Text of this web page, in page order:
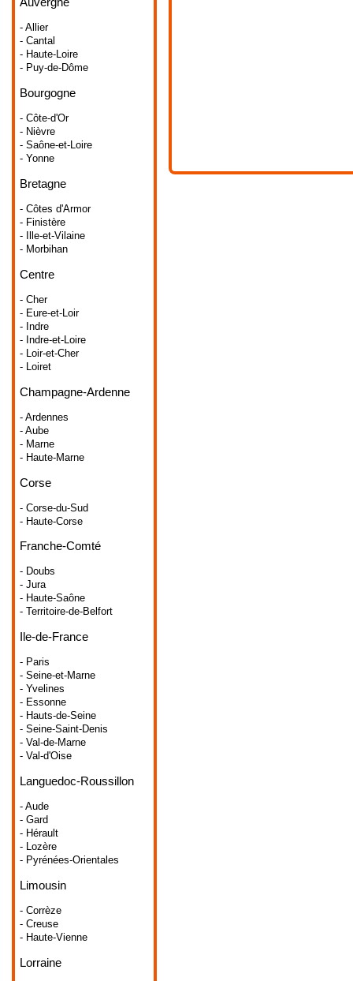
- Allier
- Cantal
- Haute-Loire
- Puy-de-Dôme
Bourgogne
- Côte-d'Or
- Nièvre
- Saône-et-Loire
- Yonne
Bretagne
- Côtes d'Armor
- Finistère
- Ille-et-Vilaine
- Morbihan
Centre
- Cher
- Eure-et-Loir
- Indre
- Indre-et-Loire
- Loir-et-Cher
- Loiret
Champagne-Ardenne
- Ardennes
- Aube
- Marne
- Haute-Marne
Corse
- Corse-du-Sud
- Haute-Corse
Franche-Comté
- Doubs
- Jura
- Haute-Saône
- Territoire-de-Belfort
Ile-de-France
- Paris
- Seine-et-Marne
- Yvelines
- Essonne
- Hauts-de-Seine
- Seine-Saint-Denis
- Val-de-Marne
- Val-d'Oise
Languedoc-Roussillon
- Aude
- Gard
- Hérault
- Lozère
- Pyrénées-Orientales
Limousin
- Corrèze
- Creuse
- Haute-Vienne
Lorraine